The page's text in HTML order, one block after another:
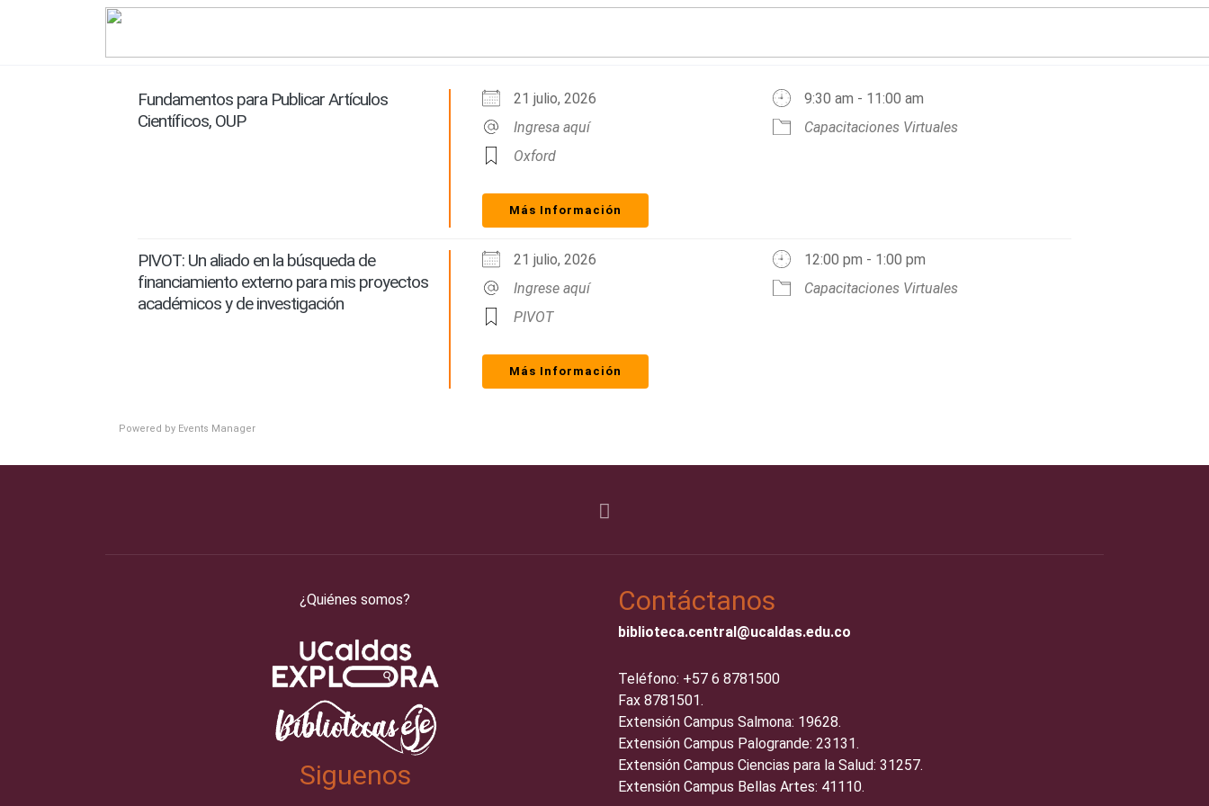
Fundamentos para Publicar Artículos
Científicos, OUP
21 julio, 2026
9:30 am - 11:00 am
Ingresa aquí
Capacitaciones Virtuales
Oxford
Más Información
PIVOT: Un aliado en la búsqueda de
financiamiento externo para mis proyectos
académicos y de investigación
21 julio, 2026
12:00 pm - 1:00 pm
Ingrese aquí
Capacitaciones Virtuales
PIVOT
Más Información
Powered by Events Manager
¿Quiénes somos?
Siguenos
Contáctanos
biblioteca.central@ucaldas.edu.co
Teléfono: +57 6 8781500
Fax 8781501.
Extensión Campus Salmona: 19628.
Extensión Campus Palogrande: 23131.
Extensión Campus Ciencias para la Salud: 31257.
Extensión Campus Bellas Artes: 41110.